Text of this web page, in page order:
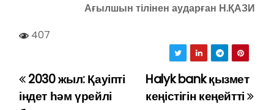
Ағылшын тілінен аударған Н.ҚАЗИ
407
Н
Halyk bank қызмет
кеңістігін кеңейтті
2030 жыл: Қауіпті
індет һәм үрейлі